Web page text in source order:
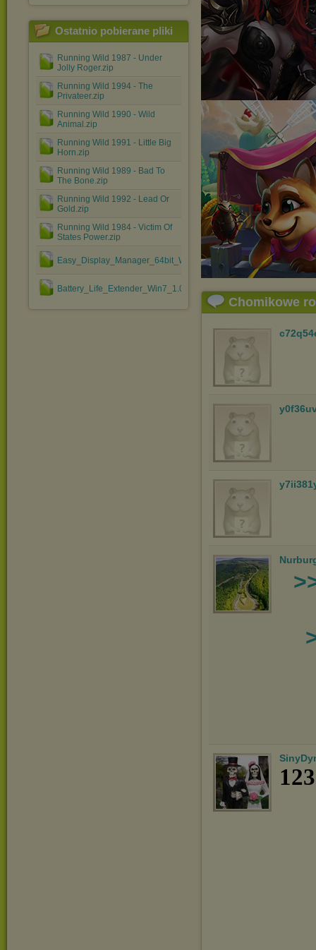
Ostatnio pobierane pliki
Running Wild 1987 - Under
Jolly Roger.zip
Running Wild 1994 - The
Privateer.zip
Running Wild 1990 - Wild
Animal.zip
Running Wild 1991 - Little Big
Horn.zip
Running Wild 1989 - Bad To
The Bone.zip
Running Wild 1992 - Lead Or
Gold.zip
Running Wild 1984 - Victim Of
States Power.zip
Easy_Display_Manager_64bit_Win7_3.0.3.6.zip
Battery_Life_Extender_Win7_1.0.0.2.zip
Chomikowe
123